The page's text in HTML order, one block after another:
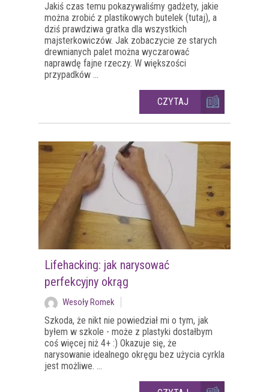
Jakiś czas temu pokazywaliśmy gadżety, jakie
można zrobić z plastikowych butelek (tutaj), a
dziś prawdziwa gratka dla wszystkich
majsterkowiczów. Jak zobaczycie ze starych
drewnianych palet można wyczarować
naprawdę fajne rzeczy. W większości
przypadków ...
CZYTAJ
Lifehacking: jak narysować
perfekcyjny okrąg
Wesoły Romek
Szkoda, że nikt nie powiedział mi o tym, jak
byłem w szkole - może z plastyki dostałbym
coś więcej niż 4+ :) Okazuje się, że
narysowanie idealnego okręgu bez użycia cyrkla
jest możliwe. ...